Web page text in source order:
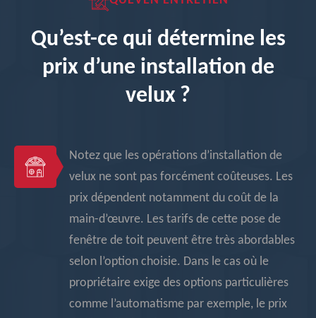
Qu’est-ce qui détermine les
prix d’une installation de
velux ?
Notez que les opérations d’installation de
velux ne sont pas forcément coûteuses. Les
prix dépendent notamment du coût de la
main-d’œuvre. Les tarifs de cette pose de
fenêtre de toit peuvent être très abordables
selon l’option choisie. Dans le cas où le
propriétaire exige des options particulières
comme l’automatisme par exemple, le prix